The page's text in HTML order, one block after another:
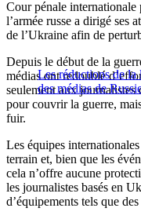
Cour pénale internationale
l’armée russe a dirigé ses
de l’Ukraine afin de
Les réductions de la
des médias de
Depuis le début de la
médias ont redoublé
seulement aux
pour couvrir la guerre,
fuir.
Les équipes
terrain et, bien que les
cela n’offre aucune
les journalistes basés en
d’équipements tels que